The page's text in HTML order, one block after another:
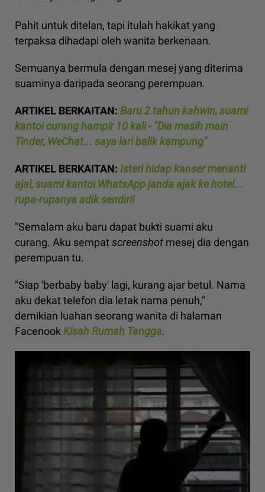
Pahit untuk ditelan, tapi itulah hakikat yang
terpaksa dihadapi oleh wanita berkenaan.
Semuanya bermula dengan mesej yang diterima
suaminya daripada seorang perempuan.
ARTIKEL BERKAITAN: Baru 2 tahun kahwin, suami
kantoi curang hampir 10 kali - "Dia masih main
Tinder, WeChat... saya lari balik kampung"
ARTIKEL BERKAITAN: Isteri hidap kanser menanti
ajal, suami kantoi WhatsApp janda ajak ke hotel...
rupa-rupanya adik sendiri!
"Semalam aku baru dapat bukti suami aku
curang. Aku sempat screenshot mesej dia dengan
perempuan tu.
"Siap 'berbaby baby' lagi, kurang ajar betul. Nama
aku dekat telefon dia letak nama penuh,"
demikian luahan seorang wanita di halaman
FacenookKisah Rumah Tangga.